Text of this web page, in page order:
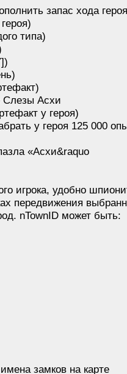
запас хода
типа)
Слезы Асхи
у героя)
у героя 125
«Асхи&raquo
игрока, удобно
передвижения
nTownID может быть:
замков на карте